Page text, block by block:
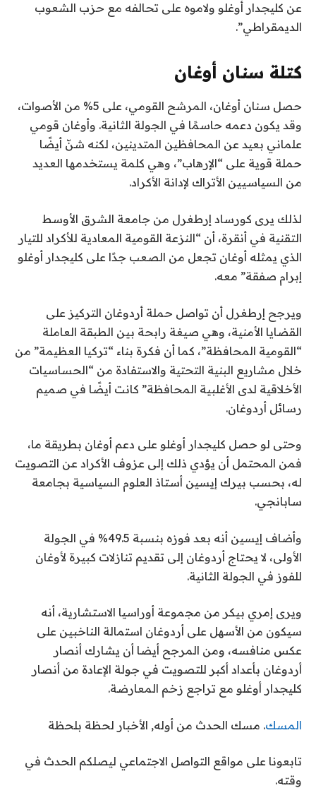
عن كليجدار أوغلو ولاموه على تحالفه مع حزب الشعوب
الديمقراطي”.
كتلة سنان أوغان
حصل سنان أوغان، المرشح القومي، على 5% من الأصوات،
وقد يكون دعمه حاسمًا في الجولة الثانية. وأوغان قومي
علماني بعيد عن المحافظين المتدينين، لكنه شنّ أيضًا
حملة قوية على “الإرهاب”، وهي كلمة يستخدمها العديد
من السياسيين الأتراك لإدانة الأكراد.
لذلك يرى كورساد إرطغرل من جامعة الشرق الأوسط
التقنية في أنقرة، أن “النزعة القومية المعادية للأكراد للتيار
الذي يمثله أوغان تجعل من الصعب جدًا على كليجدار أوغلو
إبرام صفقة” معه.
ويرجح إرطغرل أن تواصل حملة أردوغان التركيز على
القضايا الأمنية، وهي صيغة رابحة بين الطبقة العاملة
“القومية المحافظة”، كما أن فكرة بناء “تركيا العظيمة” من
خلال مشاريع البنية التحتية والاستفادة من “الحساسيات
الأخلاقية لدى الأغلبية المحافظة” كانت أيضًا في صميم
رسائل أردوغان.
وحتى لو حصل كليجدار أوغلو على دعم أوغان بطريقة ما،
فمن المحتمل أن يؤدي ذلك إلى عزوف الأكراد عن التصويت
له، بحسب بيرك إيسين أستاذ العلوم السياسية بجامعة
سابانجي.
وأضاف إيسين أنه بعد فوزه بنسبة 49.5% في الجولة
الأولى، لا يحتاج أردوغان إلى تقديم تنازلات كبيرة لأوغان
للفوز في الجولة الثانية.
ويرى إمري بيكر من مجموعة أوراسيا الاستشارية، أنه
سيكون من الأسهل على أردوغان استمالة الناخبين على
عكس منافسه، ومن المرجح أيضا أن يشارك أنصار
أردوغان بأعداد أكبر للتصويت في جولة الإعادة من أنصار
كليجدار أوغلو مع تراجع زخم المعارضة.
المسك. مسك الحدث من أوله, الأخبار لحظة بلحظة
تابعونا على مواقع التواصل الاجتماعي ليصلكم الحدث في
وقته.